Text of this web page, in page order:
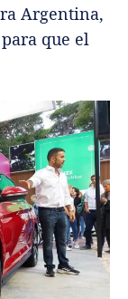
Argentina,
que el